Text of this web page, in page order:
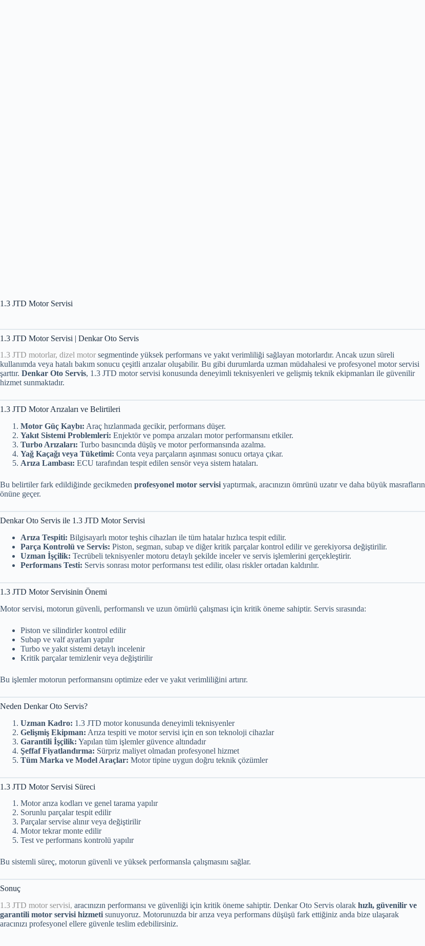
1.3 JTD Motor Servisi
1.3 JTD Motor Servisi | Denkar Oto Servis
1.3 JTD motorlar, dizel motor segmentinde yüksek performans ve yakıt verimliliği sağlayan motorlardır. Ancak uzun süreli
kullanımda veya hatalı bakım sonucu çeşitli arızalar oluşabilir. Bu gibi durumlarda uzman müdahalesi ve profesyonel motor servisi
şarttır. Denkar Oto Servis, 1.3 JTD motor servisi konusunda deneyimli teknisyenleri ve gelişmiş teknik ekipmanları ile güvenilir
hizmet sunmaktadır.
1.3 JTD Motor Arızaları ve Belirtileri
Motor Güç Kaybı: Araç hızlanmada gecikir, performans düşer.
Yakıt Sistemi Problemleri: Enjektör ve pompa arızaları motor performansını etkiler.
Turbo Arızaları: Turbo basıncında düşüş ve motor performansında azalma.
Yağ Kaçağı veya Tüketimi: Conta veya parçaların aşınması sonucu ortaya çıkar.
Arıza Lambası: ECU tarafından tespit edilen sensör veya sistem hataları.
Bu belirtiler fark edildiğinde gecikmeden profesyonel motor servisi yaptırmak, aracınızın ömrünü uzatır ve daha büyük masrafların
önüne geçer.
Denkar Oto Servis ile 1.3 JTD Motor Servisi
Arıza Tespiti: Bilgisayarlı motor teşhis cihazları ile tüm hatalar hızlıca tespit edilir.
Parça Kontrolü ve Servis: Piston, segman, subap ve diğer kritik parçalar kontrol edilir ve gerekiyorsa değiştirilir.
Uzman İşçilik: Tecrübeli teknisyenler motoru detaylı şekilde inceler ve servis işlemlerini gerçekleştirir.
Performans Testi: Servis sonrası motor performansı test edilir, olası riskler ortadan kaldırılır.
1.3 JTD Motor Servisinin Önemi
Motor servisi, motorun güvenli, performanslı ve uzun ömürlü çalışması için kritik öneme sahiptir. Servis sırasında:
Piston ve silindirler kontrol edilir
Subap ve valf ayarları yapılır
Turbo ve yakıt sistemi detaylı incelenir
Kritik parçalar temizlenir veya değiştirilir
Bu işlemler motorun performansını optimize eder ve yakıt verimliliğini artırır.
Neden Denkar Oto Servis?
Uzman Kadro: 1.3 JTD motor konusunda deneyimli teknisyenler
Gelişmiş Ekipman: Arıza tespiti ve motor servisi için en son teknoloji cihazlar
Garantili İşçilik: Yapılan tüm işlemler güvence altındadır
Şeffaf Fiyatlandırma: Sürpriz maliyet olmadan profesyonel hizmet
Tüm Marka ve Model Araçlar: Motor tipine uygun doğru teknik çözümler
1.3 JTD Motor Servisi Süreci
Motor arıza kodları ve genel tarama yapılır
Sorunlu parçalar tespit edilir
Parçalar servise alınır veya değiştirilir
Motor tekrar monte edilir
Test ve performans kontrolü yapılır
Bu sistemli süreç, motorun güvenli ve yüksek performansla çalışmasını sağlar.
Sonuç
1.3 JTD motor servisi, aracınızın performansı ve güvenliği için kritik öneme sahiptir. Denkar Oto Servis olarak hızlı, güvenilir ve
garantili motor servisi hizmeti sunuyoruz. Motorunuzda bir arıza veya performans düşüşü fark ettiğiniz anda bize ulaşarak
aracınızı profesyonel ellere güvenle teslim edebilirsiniz.